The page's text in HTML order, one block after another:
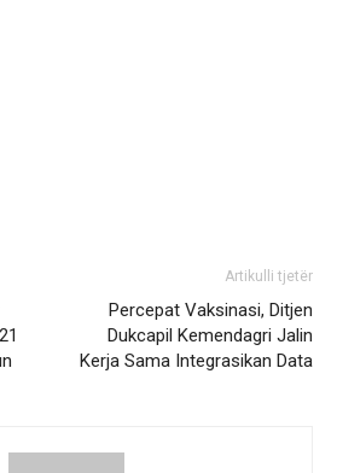
Artikulli tjetër
Percepat Vaksinasi, Ditjen
Dukcapil Kemendagri Jalin
Kerja Sama Integrasikan Data